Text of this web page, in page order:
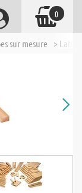
sur mesure >
0